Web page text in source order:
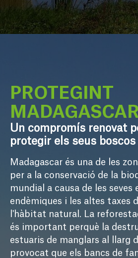
PROTEGINT
MADAGASCAR
Un compromís renovat
protegir els seus boscos
Madagascar és una de les
per a la conservació de la
mundial a causa de les seves
endèmiques i les altes taxes
l'hàbitat natural. La
és important perquè la
estuaris de manglars al llarg
provocat que els bancs de